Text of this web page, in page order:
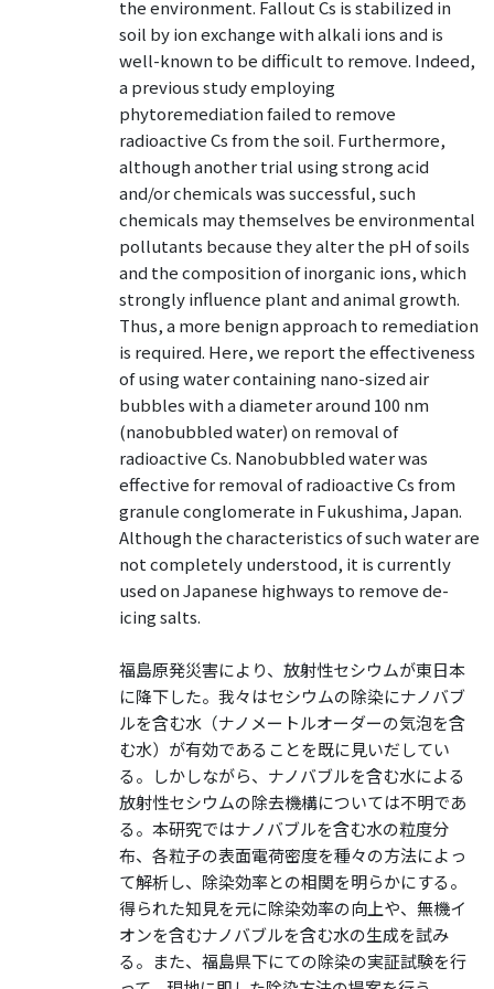
the environment. Fallout Cs is stabilized in
soil by ion exchange with alkali ions and is
well-known to be difficult to remove. Indeed,
a previous study employing
phytoremediation failed to remove
radioactive Cs from the soil. Furthermore,
although another trial using strong acid
and/or chemicals was successful, such
chemicals may themselves be environmental
pollutants because they alter the pH of soils
and the composition of inorganic ions, which
strongly influence plant and animal growth.
Thus, a more benign approach to remediation
is required. Here, we report the effectiveness
of using water containing nano-sized air
bubbles with a diameter around 100 nm
(nanobubbled water) on removal of
radioactive Cs. Nanobubbled water was
effective for removal of radioactive Cs from
granule conglomerate in Fukushima, Japan.
Although the characteristics of such water are
not completely understood, it is currently
used on Japanese highways to remove de-
icing salts.
福島原発災害により、放射性セシウムが東日本
に降下した。我々はセシウムの除染にナノバブ
ルを含む水（ナノメートルオーダーの気泡を含
む水）が有効であることを既に見いだしてい
る。しかしながら、ナノバブルを含む水による
放射性セシウムの除去機構については不明であ
る。本研究ではナノバブルを含む水の粒度分
布、各粒子の表面電荷密度を種々の方法によっ
て解析し、除染効率との相関を明らかにする。
得られた知見を元に除染効率の向上や、無機イ
オンを含むナノバブルを含む水の生成を試み
る。また、福島県下にての除染の実証試験を行